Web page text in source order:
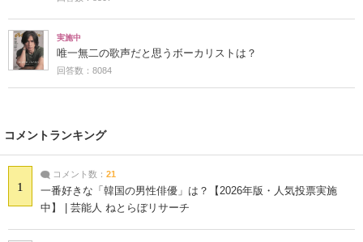
実施中
唯一無二の歌声だと思うボーカリストは？
回答数：8084
コメントランキング
1
コメント数： 21
一番好きな「韓国の男性俳優」は？【2026年版・人気投票実施
中】 | 芸能人 ねとらぼリサーチ